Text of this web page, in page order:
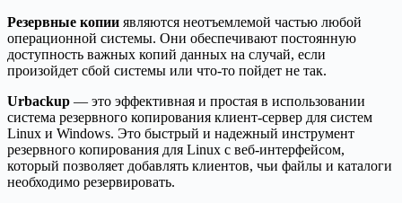
Резервные копии являются неотъемлемой частью любой
операционной системы. Они обеспечивают постоянную
доступность важных копий данных на случай, если
произойдет сбой системы или что-то пойдет не так.
Urbackup — это эффективная и простая в использовании
система резервного копирования клиент-сервер для систем
Linux и Windows. Это быстрый и надежный инструмент
резервного копирования для Linux с веб-интерфейсом,
который позволяет добавлять клиентов, чьи файлы и каталоги
необходимо резервировать.